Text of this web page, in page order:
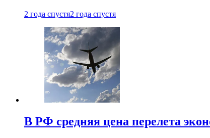
2 года спустя2 года спустя
В РФ средняя цена перелета